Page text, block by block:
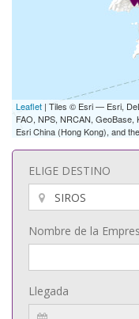
Leaflet | Tiles © Esri — Esri,
FAO, NPS, NRCAN,
Esri China (Hong Kong), and
ELIGE DESTINO
Nombre de la
Llegada